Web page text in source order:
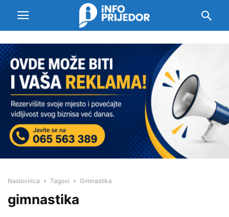
Naslovnica Tagovi Gimnastika
gimnastika